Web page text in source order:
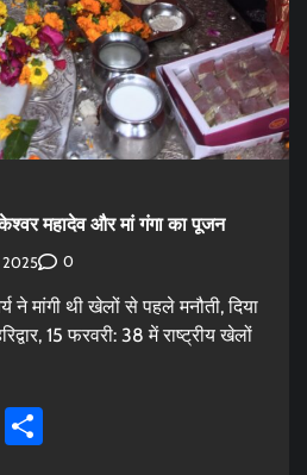
महादेव और मां गंगा का पूजन
2025 0
ने मांगी थी खेलों से पहले मनौती, दिया
15 फरवरी: 38 में राष्ट्रीय खेलों
Telegram